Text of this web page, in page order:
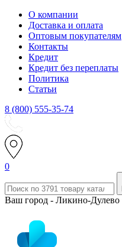
О компании
Доставка и оплата
Оптовым покупателям
Контакты
Кредит
Кредит без переплаты
Политика
Статьи
8 (800) 555-35-74
0
Ваш город - Ликино-Дулево